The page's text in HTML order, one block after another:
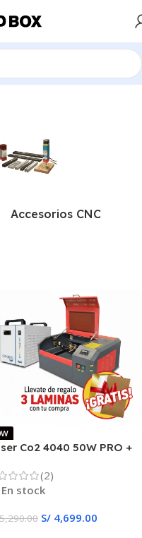
Accesorios CNC
Co2 4040 50W PRO +
(2)
En stock
S/ 4,699.00